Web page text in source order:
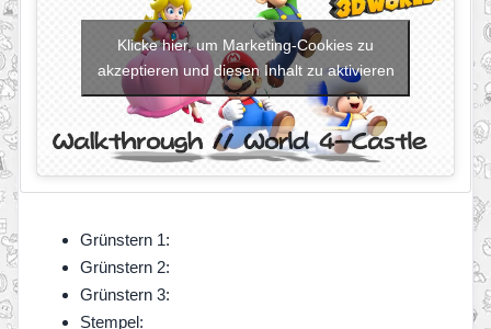
Klicke hier, um Marketing-Cookies zu
akzeptieren und diesen Inhalt zu aktivieren
Grünstern 1:
Grünstern 2:
Grünstern 3:
Stempel: